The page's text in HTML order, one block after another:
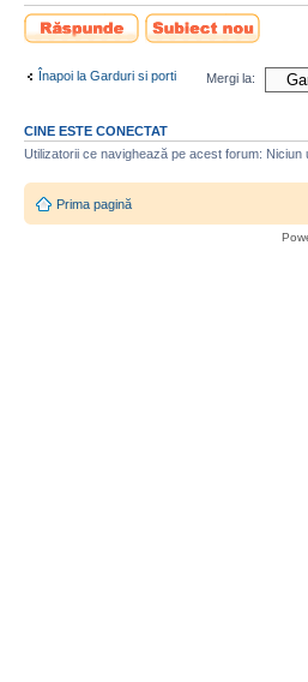
Scrie un răspuns
Scrie un subiect
nou
Înapoi la Garduri si porti Mergi la:
CINE ESTE CONECTAT
Utilizatorii ce navighează pe acest forum:
Prima pagină